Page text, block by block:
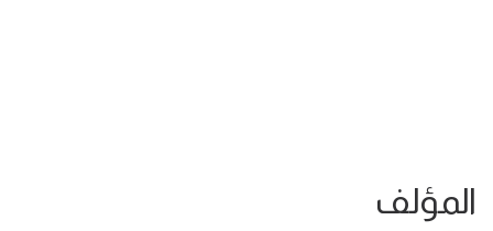
المؤلف